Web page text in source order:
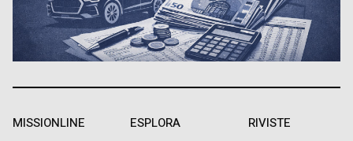
MISSIONLINE ESPLORA RIVISTE